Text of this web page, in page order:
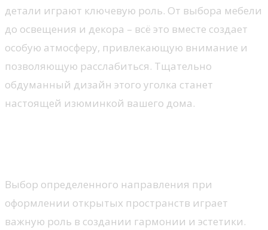
детали играют ключевую роль. От выбора мебели
до освещения и декора – всё это вместе создает
особую атмосферу, привлекающую внимание и
позволяющую расслабиться. Тщательно
обдуманный дизайн этого уголка станет
настоящей изюминкой вашего дома.
Выбор определенного направления при
оформлении открытых пространств играет
важную роль в создании гармонии и эстетики.